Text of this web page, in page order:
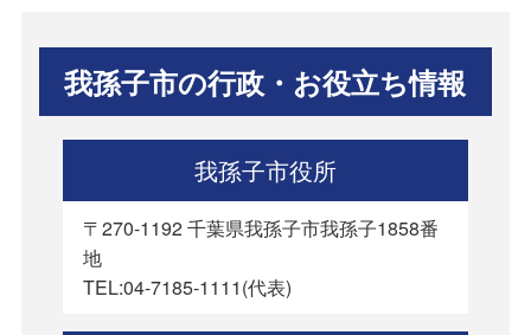
我孫子市の行政・お役立ち情報
我孫子市役所
〒270-1192 千葉県我孫子市我孫子1858番
地
TEL:04-7185-1111(代表)